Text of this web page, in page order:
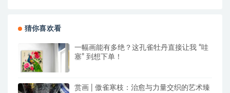
猜你喜欢看
一幅画能有多绝？这孔雀牡丹直接让我 “哇
塞” 到想下单！
赏画 | 傲雀寒枝：治愈与力量交织的艺术臻